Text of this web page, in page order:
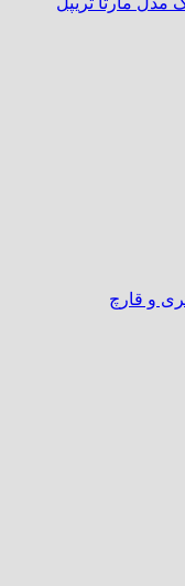
و قارچ